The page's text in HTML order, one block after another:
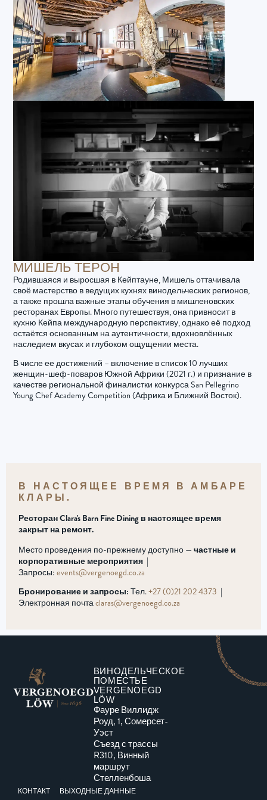
МИШЕЛЬ ТЕРОН
Родившаяся и выросшая в Кейптауне, Мишель оттачивала
своё мастерство в ведущих кухнях винодельческих регионов,
а также прошла важные этапы обучения в мишленовских
ресторанах Европы. Много путешествуя, она привносит в
кухню Кейпа международную перспективу, однако её подход
остаётся основанным на аутентичности, вдохновлённых
наследием вкусах и глубоком ощущении места.
В числе ее достижений – включение в список 10 лучших
женщин-шеф-поваров Южной Африки (2021 г.) и признание в
качестве региональной финалистки конкурса San Pellegrino
Young Chef Academy Competition (Африка и Ближний Восток).
В НАСТОЯЩЕЕ ВРЕМЯ В АМБАРЕ
КЛАРЫ.
Ресторан Clara's Barn Fine Dining в настоящее время
закрыт на ремонт.
Место проведения по-прежнему доступно —частные и
корпоративные мероприятия |
Запросы:events@vergenoegd.co.za
Бронирование и запросы: Тел.+27 (0)21 202 4373 |
Электронная почтаclaras@vergenoegd.co.za
ВИНОДЕЛЬЧЕСКОЕ
ПОМЕСТЬЕ
VERGENOEGD
LÖW
Фауре Виллидж
Роуд, 1, Сомерсет-
Уэст
Съезд с трассы
R310, Винный
маршрут
Стелленбоша
КОНТАКТ ВЫХОДНЫЕ ДАННЫЕ